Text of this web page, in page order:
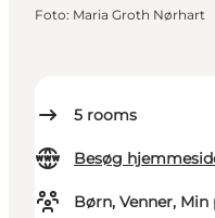
5 rooms
Besøg
Børn, Venner,
Foto: Maria Groth Nørhart